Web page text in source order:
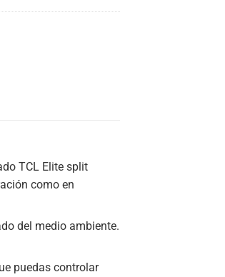
TCL Elite split
como en
del medio ambiente.
puedas controlar